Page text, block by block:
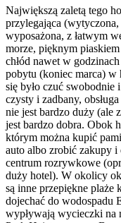
Największą zaletą tego
przylegająca
wyposażona, z łatwym
morze, pięknym
chłód nawet w
pobytu (koniec marca) w
się było czuć swobodnie
czysty i zadbany,
nie jest bardzo duży (ale
jest bardzo dobra. Obok
którym można kupić
auto albo zrobić zakupy i
centrum rozrywkowe
duży hotel). W okolicy
są inne przepiękne plaże
dojechać do wodospadu
wypływają wycieczki na